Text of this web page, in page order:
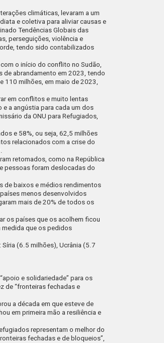
climáticas, levaram a um
e coletiva para aliviar causas e
Tendências Globais das
perseguições, violência e
tendo sido contabilizados
o início do conflito no Sudão,
abrandamento em 2023, tendo
110 milhões, em maio de 2023,
em conflitos e muito lentas
a angústia para cada um dos
da ONU para Refugiados,
e 58%, ou seja, 62,5 milhões
relacionados com a crise do
retomados, como na República
pessoas foram deslocadas do
de baixos e médios rendimentos
menos desenvolvidos
mais de 20% de todos os
os países que os acolhem ficou
medida que os pedidos
(6.5 milhões), Ucrânia (5.7
e solidariedade” para os
de “fronteiras fechadas e
a década em que esteve de
em primeira mão a resiliência e
representam o melhor do
fechadas e de bloqueios”,